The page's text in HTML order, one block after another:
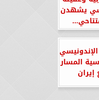
يشهدن
المسار
إيران